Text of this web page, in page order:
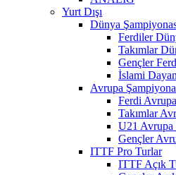
Yurt Dışı
Dünya
Ferdiler
Takımlar
Gençler
İslami
Avrupa
Ferdi
Takımlar
U21 Avrupa
Gençler
ITTF Pro Turlar
ITTF Açık